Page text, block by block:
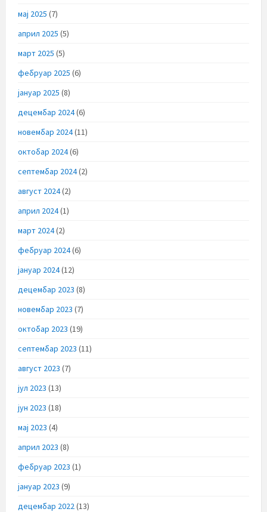
мај 2025 (7)
април 2025 (5)
март 2025 (5)
фебруар 2025 (6)
јануар 2025 (8)
децембар 2024(6)
новембар 2024(11)
октобар 2024(6)
септембар 2024(2)
август 2024(2)
април 2024(1)
март 2024(2)
фебруар 2024(6)
јануар 2024(12)
децембар 2023 (8)
новембар 2023 (7)
октобар 2023 (19)
септембар 2023 (11)
август 2023 (7)
јул 2023 (13)
јун 2023 (18)
мај 2023 (4)
април 2023 (8)
фебруар 2023 (1)
јануар 2023 (9)
децембар 2022(13)